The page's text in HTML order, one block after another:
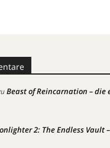
Beast of Reincarnation – die
2: The Endless Vault